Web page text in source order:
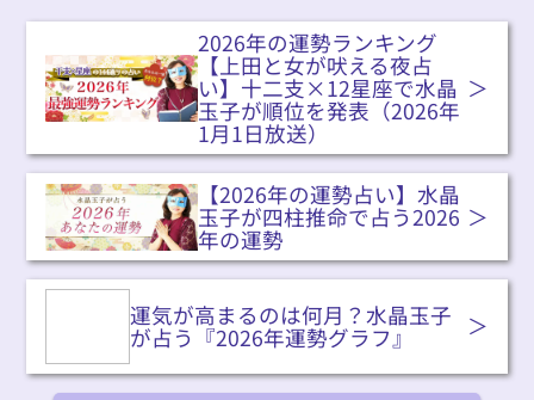
2026年の運勢ランキング
【上田と女が吠える夜占
い】十二支×12星座で水晶
玉子が順位を発表（2026年
1月1日放送）
【2026年の運勢占い】水晶
玉子が四柱推命で占う2026
年の運勢
運気が高まるのは何月？水晶玉子
が占う『2026年運勢グラフ』